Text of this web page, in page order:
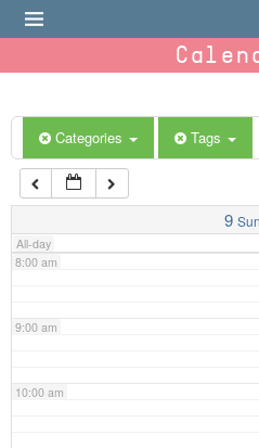
Categories Tags
9 Sun
All-day
6:00 am
7:00 am
8:00 am
9:00 am
10:00 am